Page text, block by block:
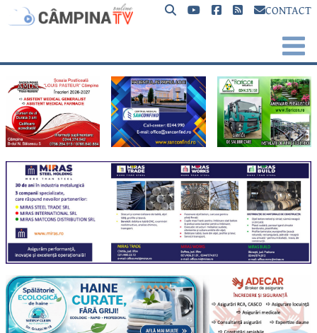
CONTACT